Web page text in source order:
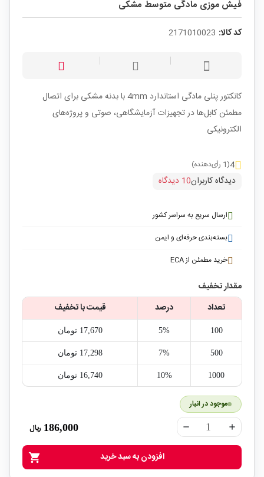
فیش موزی مادگی متوسط مشکی
کد کالا: 2171010023
کانکتور پنلی مادگی استاندارد 4mm با بدنه مشکی برای اتصال
مطمئن کابل‌ها در تجهیزات آزمایشگاهی، صوتی و پروژه‌های
الکترونیکی
4(1 رأی‌دهنده)
دیدگاه کاربران10 دیدگاه
ارسال سریع به سراسر کشور
بسته‌بندی حرفه‌ای و ایمن
خرید مطمئن از ECA
مقدار تخفیف
تعداد
درصد قیمت با تخفیف
100
5% 17,670‎ تومان
500
7% 17,298‎ تومان
1000
10% 16,740‎ تومان
موجود در انبار
remove add
186,000 ریال
shopping_cart افزودن به سبد خرید